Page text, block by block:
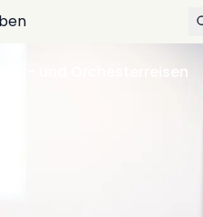
Chor- und Orchesterreisen